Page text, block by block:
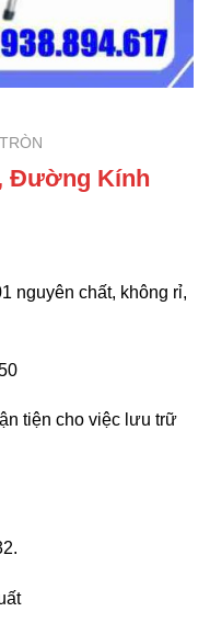
Đường Kính
nguyên chất, không rỉ,
tiện cho việc lưu trữ